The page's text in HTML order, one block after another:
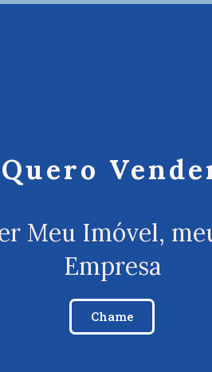
Quero
Meu Imóvel,
Empresa
Chame